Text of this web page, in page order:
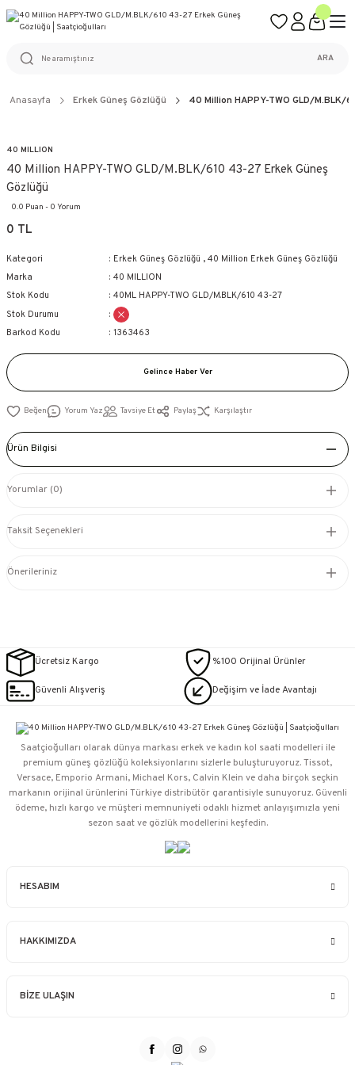
%100 ORİJİNAL ÜRÜN GARANTİSİ
ARA
Anasayfa Erkek Güneş Gözlüğü 40 Million HAPPY-TWO GLD/M.BLK/
40 MILLION
40 Million HAPPY-TWO GLD/M.BLK/610 43-27 Erkek Güneş
Gözlüğü
0.0 Puan - 0 Yorum
0 TL
Kategori Erkek Güneş Gözlüğü , 40 Million Erkek Güneş Gözlüğü
Marka
40 MILLION
Stok Kodu
40ML HAPPY-TWO GLD/M.BLK/610 43-27
Stok Durumu
Barkod Kodu
1363463
Gelince Haber Ver
Yorum Yaz Tavsiye Et Paylaş Karşılaştır
Ürün Bilgisi
Yorumlar (0)
Taksit Seçenekleri
Önerileriniz
Ücretsiz Kargo %100 Orijinal Ürünler
Güvenli Alışveriş Değişim ve İade Avantajı
HESABIM
HAKKIMIZDA
BİZE ULAŞIN
Saatçioğulları⁠ olarak dünya markası erkek ve kadın kol saati modelleri ile
premium güneş gözlüğü koleksiyonlarını sizlerle buluşturuyoruz. Tissot,
Versace, Emporio Armani, Michael Kors, Calvin Klein ve daha birçok seçkin
markanın orijinal ürünlerini Türkiye distribütör garantisiyle sunuyoruz. Güvenli
ödeme, hızlı kargo ve müşteri memnuniyeti odaklı hizmet anlayışımızla yeni
sezon saat ve gözlük modellerini keşfedin.